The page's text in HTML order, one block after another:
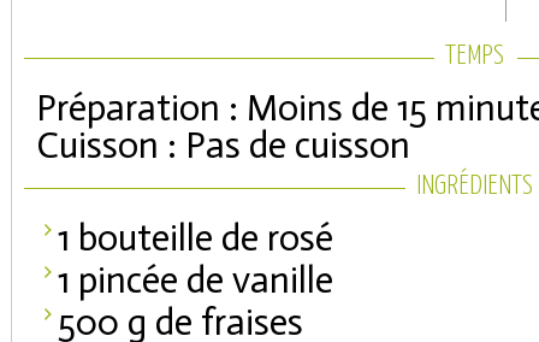
TEMPS
Préparation : Moins de 15
Cuisson : Pas de cuisson
INGRÉDIENTS
1 bouteille de rosé
1 pincée de vanille
500 g de fraises
Coupons de réduction
Saveurs de l'Année